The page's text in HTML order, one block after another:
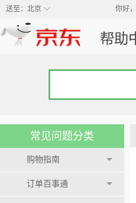
◇
送至： 北京 你好，
常见问题分类
购物指南
订单百事通